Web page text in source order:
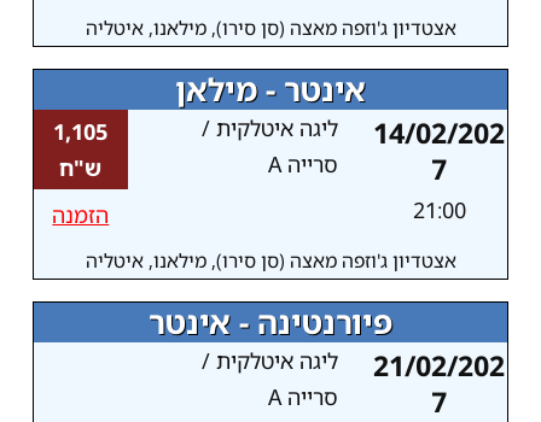
אצטדיון ג'וזפה מאצה (סן סירו), מילאנו, איטליה
אינטר - מילאן
14/02/202
7
21:00
ליגה איטלקית /
סרייה A
1,105
ש"ח
הזמנה
אצטדיון ג'וזפה מאצה (סן סירו), מילאנו, איטליה
פיורנטינה - אינטר
21/02/202
7
ליגה איטלקית /
סרייה A